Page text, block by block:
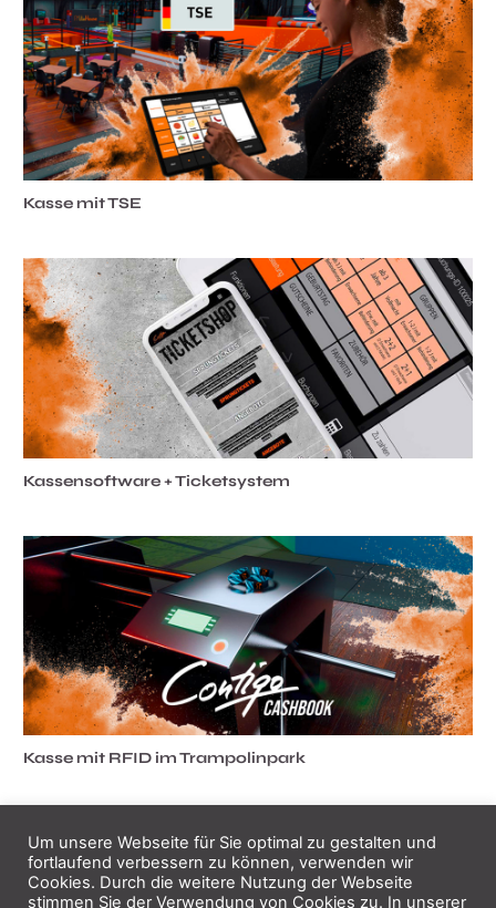
Kasse mit TSE
Kassensoftware + Ticketsystem
Kasse mit RFID im Trampolinpark
Um unsere Webseite für Sie optimal zu gestalten und
fortlaufend verbessern zu können, verwenden wir
Cookies. Durch die weitere Nutzung der Webseite
stimmen Sie der Verwendung von Cookies zu. In unserer